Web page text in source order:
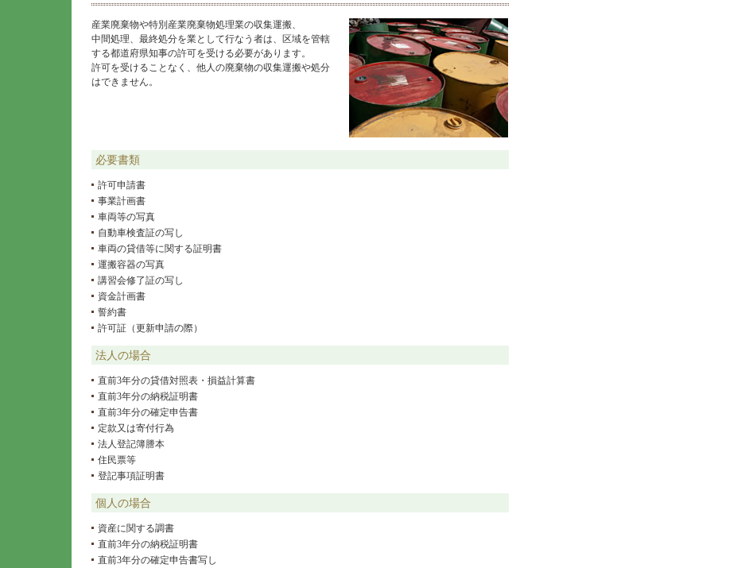
産業廃棄物や特別産業廃棄物処理業の収集運搬、
中間処理、最終処分を業として行なう者は、区域を管轄
する都道府県知事の許可を受ける必要があります。
許可を受けることなく、他人の廃棄物の収集運搬や処分
はできません。
必要書類
許可申請書
事業計画書
車両等の写真
自動車検査証の写し
車両の貸借等に関する証明書
運搬容器の写真
講習会修了証の写し
資金計画書
誓約書
許可証（更新申請の際）
法人の場合
直前3年分の貸借対照表・損益計算書
直前3年分の納税証明書
直前3年分の確定申告書
定款又は寄付行為
法人登記簿謄本
住民票等
登記事項証明書
個人の場合
資産に関する調書
直前3年分の納税証明書
直前3年分の確定申告書写し